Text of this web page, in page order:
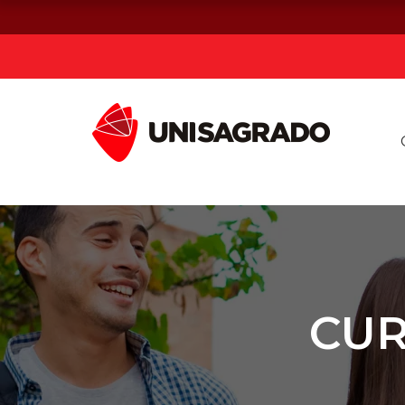
Graduação
Pós-graduação e MBA
Curta Duração
Vestibular